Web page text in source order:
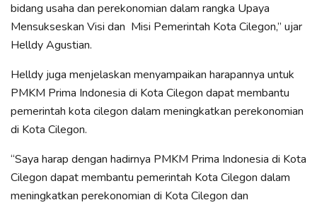
bidang usaha dan perekonomian dalam rangka Upaya
Mensukseskan Visi dan Misi Pemerintah Kota Cilegon,” ujar
Helldy Agustian.
Helldy juga menjelaskan menyampaikan harapannya untuk
PMKM Prima Indonesia di Kota Cilegon dapat membantu
pemerintah kota cilegon dalam meningkatkan perekonomian
di Kota Cilegon.
“Saya harap dengan hadirnya PMKM Prima Indonesia di Kota
Cilegon dapat membantu pemerintah Kota Cilegon dalam
meningkatkan perekonomian di Kota Cilegon dan